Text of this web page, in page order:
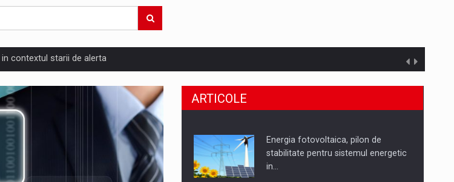
contextul starii de alerta
Evolution
privind ambalajele pot risca retragerea produselor din piata
ARTICOLE
Energia fotovoltaica, pilon de
stabilitate pentru sistemul energetic
in…